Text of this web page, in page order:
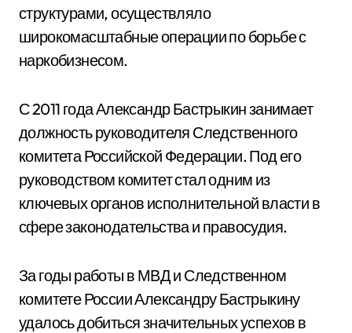
структурами, осуществляло
широкомасштабные операции по борьбе с
наркобизнесом.
С 2011 года Александр Бастрыкин занимает
должность руководителя Следственного
комитета Российской Федерации. Под его
руководством комитет стал одним из
ключевых органов исполнительной власти в
сфере законодательства и правосудия.
За годы работы в МВД и Следственном
комитете России Александру Бастрыкину
удалось добиться значительных успехов в